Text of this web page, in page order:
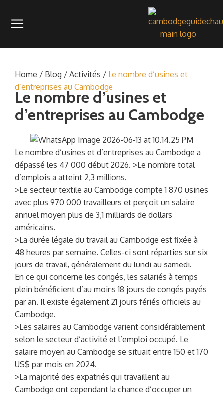
Home / Blog / Activités / Le nombre d’usines et
d’entreprises au Cambodge
Le nombre d’usines et
d’entreprises au Cambodge
Le nombre d’usines et d’entreprises au Cambodge a
dépassé les 47 000 début 2026. >Le nombre total
d’emplois a atteint 2,3 millions.
>Le secteur textile au Cambodge compte 1 870 usines
avec plus 970 000 travailleurs et perçoit un salaire
annuel moyen plus de 3,1 milliards de dollars
américains.
>La durée légale du travail au Cambodge est fixée à
48 heures par semaine. Celles-ci sont réparties sur six
jours de travail, généralement du lundi au samedi.
En ce qui concerne les congés, les salariés à temps
plein bénéficient d’au moins 18 jours de congés payés
par an. Il existe également 21 jours fériés officiels au
Cambodge.
>Les salaires au Cambodge varient considérablement
selon le secteur d’activité et l’emploi occupé. Le
salaire moyen au Cambodge se situait entre 150 et 170
US$ par mois en 2024.
>La majorité des expatriés qui travaillent au
Cambodge ont cependant la chance d’occuper un